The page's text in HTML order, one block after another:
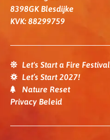
8398GK Blesdijke
KVK: 88299759
Let's Start a Fire Festival
Let’s Start 2027!
Nature Reset
Privacy Beleid